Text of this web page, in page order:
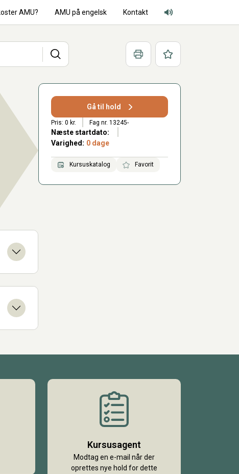
AMU? AMU på engelsk Kontakt
Adgang for alle lyd
Søg Print Favoritter
Gå til hold
Pris: 0 kr. Fag nr. 13245-
Næste startdato:
Varighed: 0 dage
Kursuskatalog Favorit
Kursusagent
Modtag en e-mail når der
oprettes nye hold for dette